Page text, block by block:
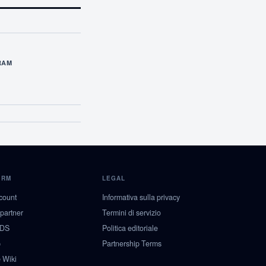
Wiki
LEGAL
Informativa sulla privacy
Termini di servizio
Politica editoriale
Partnership Terms